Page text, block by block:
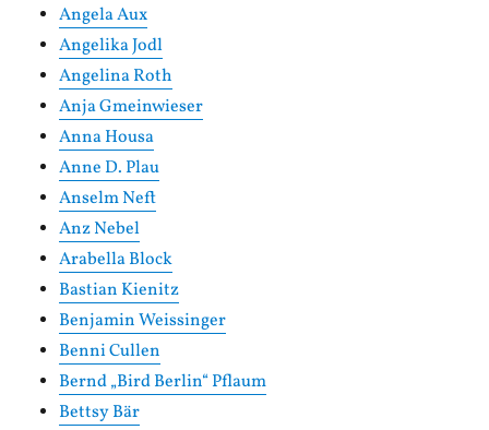
Angela Aux
Angelika Jodl
Angelina Roth
Anja Gmeinwieser
Anna Housa
Anne D. Plau
Anselm Neft
Anz Nebel
Arabella Block
Bastian Kienitz
Benjamin Weissinger
Benni Cullen
Bernd „Bird Berlin“ Pflaum
Bettsy Bär